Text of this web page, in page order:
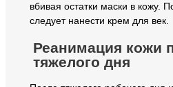
вбивая остатки маски в кожу.
следует нанести крем для век.
Реанимация кожи
тяжелого дня